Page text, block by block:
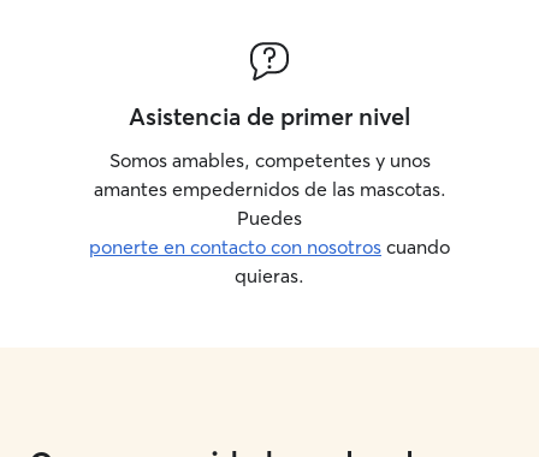
Asistencia de primer nivel
Somos amables, competentes y unos
amantes empedernidos de las mascotas.
Puedes
ponerte en contacto con nosotros cuando
quieras.